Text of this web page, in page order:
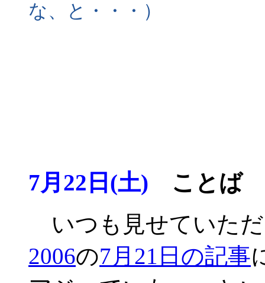
な、と・・・）
7月22日(土) ことば
いつも見せていた
2006の7月21日の記事